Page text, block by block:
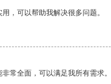
，可以帮助我解决很多问题。
常全面，可以满足我所有需求。